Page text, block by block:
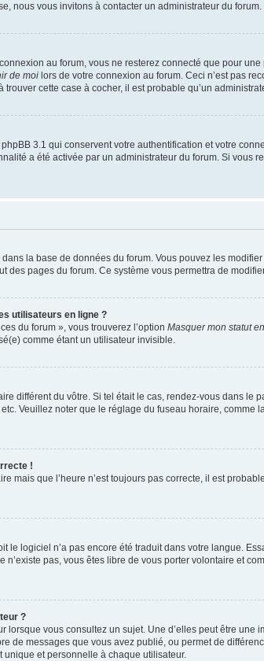
nous vous invitons à contacter un administrateur du forum.
au forum, vous ne resterez connecté que pour
de moi lors de votre connexion au forum. Ceci n’est pas
cette case à cocher, il est probable qu’un
3.1 qui conservent votre authentification et votre
a été activée par un administrateur du forum. Si vous
la base de données du forum. Vous pouvez les
des pages du forum. Ce système vous permettra de
utilisateurs en ligne ?
du forum », vous trouverez l’option Masquer mon statut
comme étant un utilisateur invisible.
différent du vôtre. Si tel était le cas, rendez-vous dans
Veuillez noter que le réglage du fuseau horaire, comme
!
mais que l’heure n’est toujours pas correcte, il est
le logiciel n’a pas encore été traduit dans votre langue.
pas, vous êtes libre de vous porter volontaire et
?
lorsque vous consultez un sujet. Une d’elles peut être
de messages que vous avez publié, ou permet de
et personnelle à chaque utilisateur.